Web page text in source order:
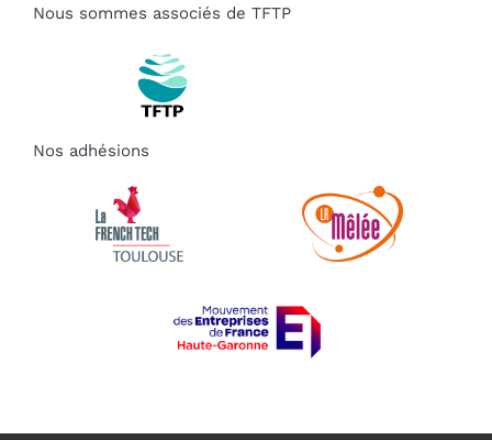
Nous sommes associés de TFTP
Nos adhésions